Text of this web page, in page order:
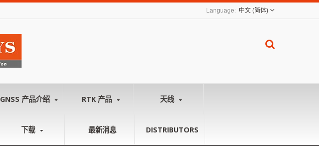
中文 (简体)
GNSS 产品介绍 RTK 产品 天线
下载 最新消息 DISTRIBUTORS